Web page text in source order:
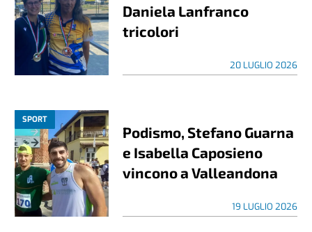
Daniela Lanfranco
tricolori
20 LUGLIO 2026
SPORT
Podismo, Stefano Guarna
e Isabella Caposieno
vincono a Valleandona
19 LUGLIO 2026